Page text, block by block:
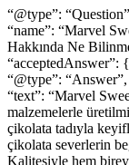
“@type”:
“name”: “Marvel
Hakkında Ne
“acceptedAnswer”: {
“@type”: “Answer”,
“text”: “Marvel
malzemelerle
çikolata tadıyla
çikolata severlerin
Kalitesiyle hem